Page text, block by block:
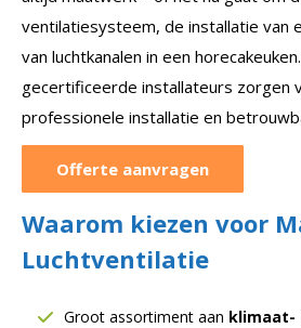
ventilatiesysteem, de installatie van
van luchtkanalen in een
gecertificeerde installateurs zorgen
professionele installatie en
Offerte aanvragen
Waarom kiezen voor
Luchtventilatie
Groot assortiment aan klimaat-